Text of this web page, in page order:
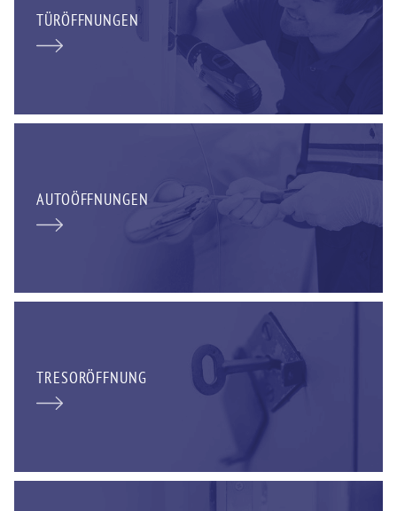
TÜRÖFFNUNGEN
AUTOÖFFNUNGEN
TRESORÖFFNUNG